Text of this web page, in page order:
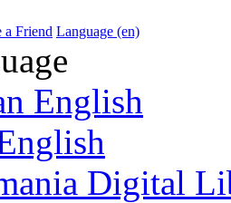
a Friend Language (en)
English
Digital